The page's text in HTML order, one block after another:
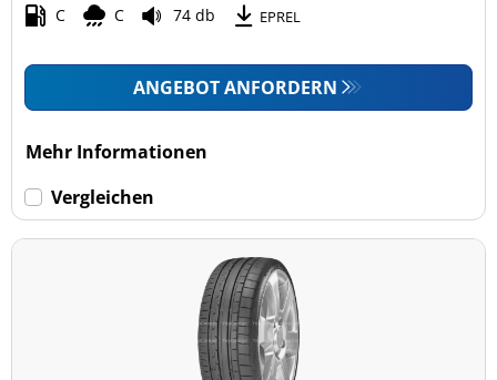
C C 74 db EPREL
ANGEBOT ANFORDERN
Mehr Informationen
Vergleichen